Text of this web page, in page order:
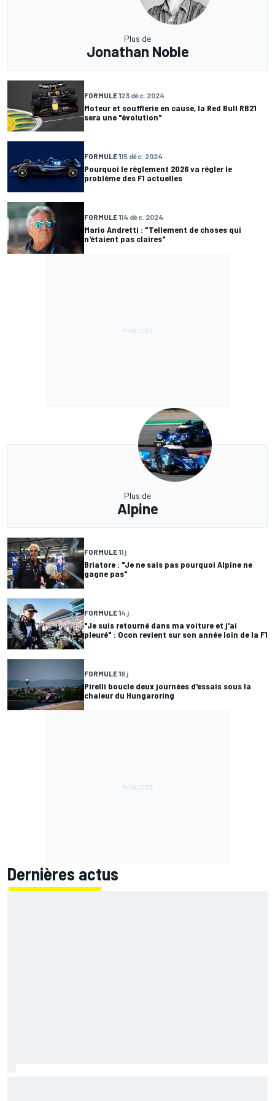
Plus de
Jonathan Noble
FORMULE 123 déc. 2024
Moteur et soufflerie en cause, la Red Bull RB21
sera une "évolution"
FORMULE 115 déc. 2024
Pourquoi le règlement 2026 va régler le
problème des F1 actuelles
FORMULE 114 déc. 2024
Mario Andretti : "Tellement de choses qui
n'étaient pas claires"
Plus de
Alpine
FORMULE 11 j
Briatore : "Je ne sais pas pourquoi Alpine ne
gagne pas"
FORMULE 14 j
"Je suis retourné dans ma voiture et j'ai
pleuré" : Ocon revient sur son année loin de la F1
FORMULE 18 j
Pirelli boucle deux journées d'essais sous la
chaleur du Hungaroring
Dernières actus